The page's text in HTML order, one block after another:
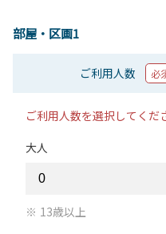
部屋・区画1
ご利用人数 必
ご利用人数を選択してくだ
大人
13歳以上